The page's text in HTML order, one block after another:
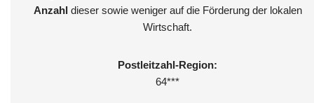
Anzahl dieser sowie weniger auf die Förderung der lokalen
Wirtschaft.
Postleitzahl-Region:
64***